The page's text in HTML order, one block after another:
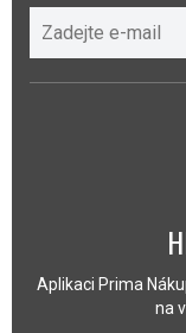
Aplikaci Prima
na